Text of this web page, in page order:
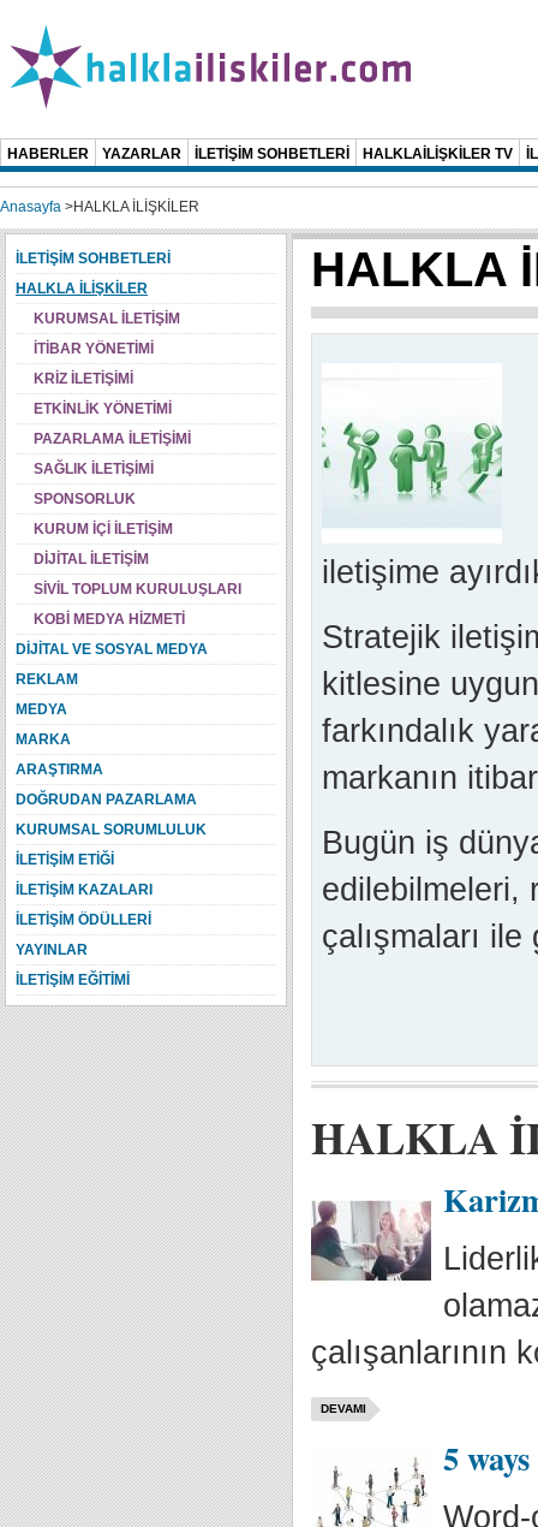
HABERLER YAZARLAR İLETİŞİM SOHBETLERİ HALKLAİLİŞKİLER TV
Anasayfa >HALKLA İLİŞKİLER
HALKLA
iletişime
Stratejik
kitlesine
farkındalık
markanın
Bugün iş
edilebilmeleri,
çalışmaları
HALKLA
çalışanlarının
DEVAMI
5
İLETİŞİM SOHBETLERİ
HALKLA İLİŞKİLER
KURUMSAL İLETİŞİM
İTİBAR YÖNETİMİ
KRİZ İLETİŞİMİ
ETKİNLİK YÖNETİMİ
PAZARLAMA İLETİŞİMİ
SAĞLIK İLETİŞİMİ
SPONSORLUK
KURUM İÇİ İLETİŞİM
DİJİTAL İLETİŞİM
SİVİL TOPLUM KURULUŞLARI
KOBİ MEDYA HİZMETİ
DİJİTAL VE SOSYAL MEDYA
REKLAM
MEDYA
MARKA
ARAŞTIRMA
DOĞRUDAN PAZARLAMA
KURUMSAL SORUMLULUK
İLETİŞİM ETİĞİ
İLETİŞİM KAZALARI
İLETİŞİM ÖDÜLLERİ
YAYINLAR
İLETİŞİM EĞİTİMİ